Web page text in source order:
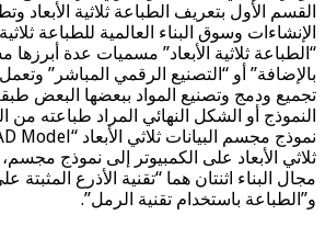
القسم الأول بتعريف الطباعة ثلاثية الأبعاد
الإنشاءات وسوق البناء العالمية للطباعة
“الطباعة ثلاثية الأبعاد” مسميات عدة
بالإضافة” أو “التصنيع الرقمي المباشر”
تجميع ودمج وتصنيع المواد ببعضها البعض
النموذج أو الشكل النهائي المراد طباعته من
ثلاثي الأبعاد على الكمبيوتر إلى نموذج
مجال البناء اثنتان هما “تقنية الأذرع المثبتة
و”الطباعة باستخدام تقنية الرمل”.